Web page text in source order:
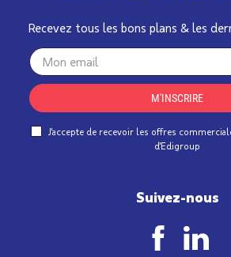
Recevez tous les bons plans & les
Your
email
M'INSCRIRE
J'accepte de recevoir les offres
d'Edigroup
Suivez-nous